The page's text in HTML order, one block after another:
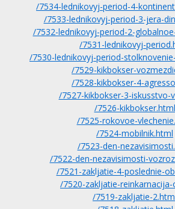
/7534-lednikovyj-period-4-
/7533-lednikovyj-period-3-jera-
/7532-lednikovyj-period-2-
/7531-lednikovyj-
/7530-lednikovyj-period-
/7529-kikbokser-
/7528-kikbokser-4-
/7527-kikbokser-3-iskusstvo-
/7526-kikbokser.html
/7525-rokovoe-
/7524-mobilnik.html
/7523-den-
/7522-den-nezavisimosti-
/7521-zakljatie-4-poslednie-
/7520-zakljatie-
/7519-zakljatie-